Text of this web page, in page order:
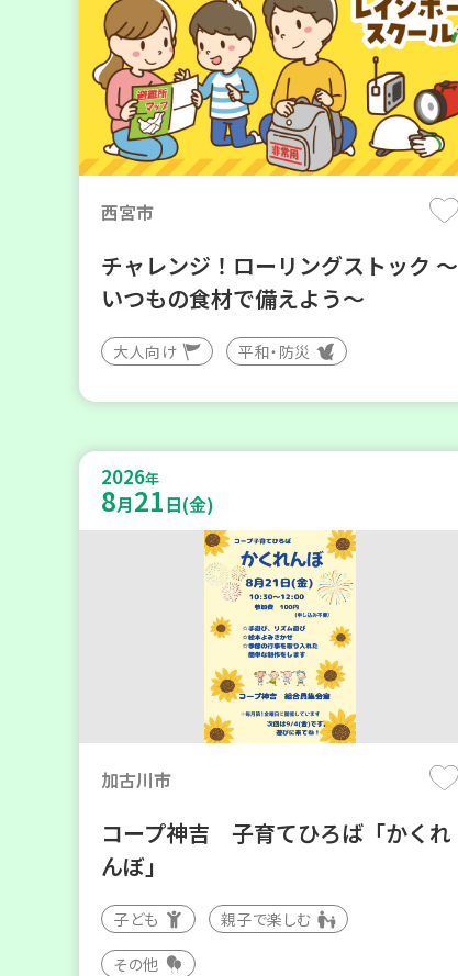
西宮市
チャレンジ！ローリングストック ～
いつもの食材で備えよう～
大人向け 平和・防災
2026年
8月21日(金)
加古川市
コープ神吉 子育てひろば「かくれ
んぼ」
子ども 親子で楽しむ
その他